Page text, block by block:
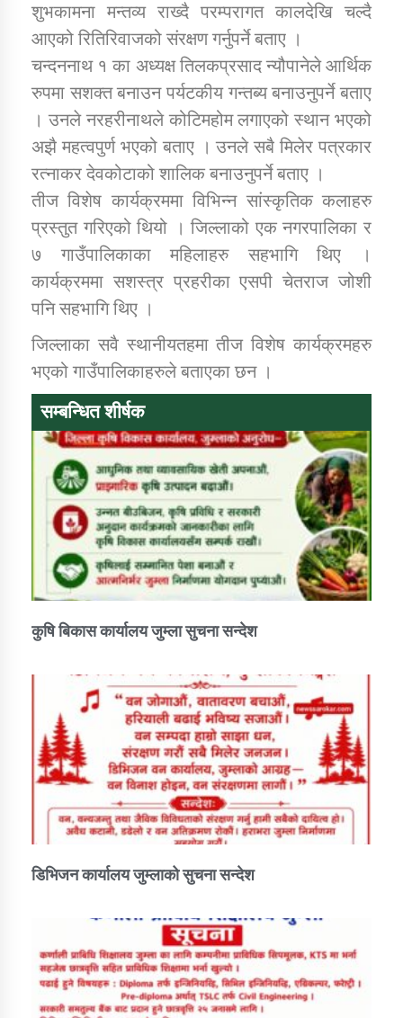
कर्णाली प्राविधि शिक्षालय जुम्लाको सुचना
तातोपानी गाउँपालिकाको न्यायिक समिति सम्बन्धी सन्देश
तातोपानी गाउँपालिका जुम्लाको महिला तथा लैङ्गिक हिंसा
सम्बन्धी सूचना सन्देश
तातोपानी गाउँपालिका जुम्लाको महिनावारी सम्बन्धिकाे
तातोपानी गाउँपालिका जुम्लाको बालविवाह सन्देश
तातोपानी गाउँपालिका जुम्लाको सूचना
तातोपानी गाउँपालिका जुम्लाको सूचना
शुभकामना मन्तव्य राख्दै परम्परागत कालदेखि चल्दै
आएको रितिरिवाजको संरक्षण गर्नुपर्ने बताए ।
चन्दननाथ १ का अध्यक्ष तिलकप्रसाद न्यौपानेले आर्थिक
रुपमा सशक्त बनाउन पर्यटकीय गन्तब्य बनाउनुपर्ने बताए
। उनले नरहरीनाथले कोटिमहोम लगाएको स्थान भएको
अझै महत्वपुर्ण भएको बताए । उनले सबै मिलेर पत्रकार
रत्नाकर देवकोटाको शालिक बनाउनुपर्ने बताए ।
तीज विशेष कार्यक्रममा विभिन्न सांस्कृतिक कलाहरु
प्रस्तुत गरिएको थियो । जिल्लाको एक नगरपालिका र
७ गाउँपालिकाका महिलाहरु सहभागि थिए ।
कार्यक्रममा सशस्त्र प्रहरीका एसपी चेतराज जोशी
पनि सहभागि थिए ।
जिल्लाका सवै स्थानीयतहमा तीज विशेष कार्यक्रमहरु
भएको गाउँपालिकाहरुले बताएका छन ।
सम्बन्धित शीर्षक
कुषि बिकास कार्यालय जुम्ला सुचना सन्देश
डिभिजन कार्यालय जुम्लाको सुचना सन्देश